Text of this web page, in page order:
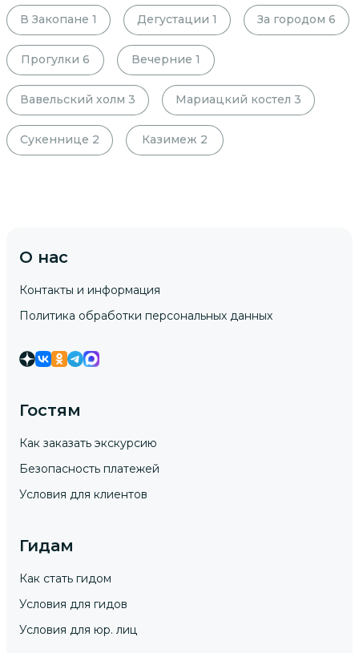
В Закопане 1 Дегустации 1 За городом 6
Прогулки 6 Вечерние 1
Вавельский холм 3 Мариацкий костел 3
Сукеннице 2 Казимеж 2
О нас
Контакты и информация
Политика обработки персональных данных
Гостям
Как заказать экскурсию
Безопасность платежей
Условия для клиентов
Гидам
Как стать гидом
Условия для гидов
Условия для юр. лиц